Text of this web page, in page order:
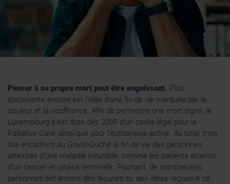
Penser à sa propre mort peut être angoissant. Plus
éprouvante encore est l’idée d’une fin de vie marquée par la
douleur et la souffrance. Afin de permettre une mort digne, le
Luxembourg s’est doté dès 2009 d’un cadre légal pour la
Palliative Care, ainsi que pour l’euthanasie active. Au total, trois
lois encadrent au Grand-Duché la fin de vie des personnes
atteintes d’une maladie incurable, comme les patients atteints
d’un cancer en phase terminale. Pourtant, de nombreuses
personnes ont encore des lacunes ou des idées reçues à ce